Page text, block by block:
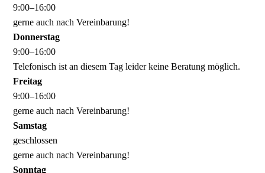
9:00–16:00
gerne auch nach Vereinbarung!
Donnerstag
9:00–16:00
Telefonisch ist an diesem Tag leider keine Beratung möglich.
Freitag
9:00–16:00
gerne auch nach Vereinbarung!
Samstag
geschlossen
gerne auch nach Vereinbarung!
Sonntag